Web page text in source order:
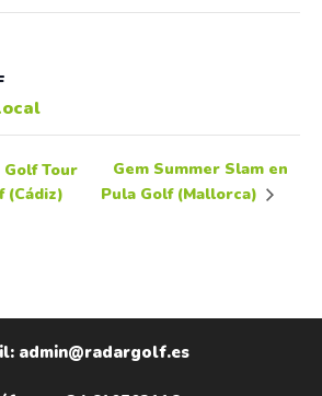
Tour
(Cádiz)
Gem Summer Slam en
Pula Golf (Mallorca)
admin@radargolf.es